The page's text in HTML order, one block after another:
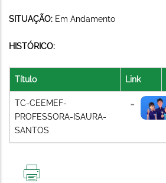
SITUAÇÃO: Em Andamento
HISTÓRICO:
Título Link
TC-CEEMEF-
PROFESSORA-ISAURA-
SANTOS